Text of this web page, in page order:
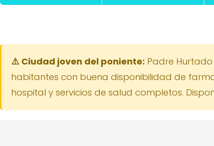
⚠️ Ciudad joven del poniente: Padre
habitantes con buena disponibilidad de
hospital y servicios de salud completos.